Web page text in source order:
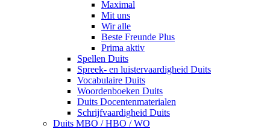
Maximal
Mit uns
Wir alle
Beste Freunde Plus
Prima aktiv
Spellen Duits
Spreek- en luistervaardigheid Duits
Vocabulaire Duits
Woordenboeken Duits
Duits Docentenmaterialen
Schrijfvaardigheid Duits
Duits MBO / HBO / WO